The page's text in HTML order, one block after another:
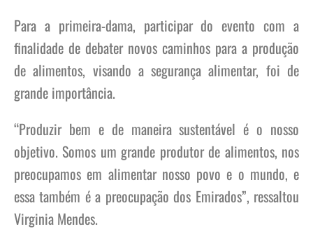
Para a primeira-dama, participar do evento com a
finalidade de debater novos caminhos para a produção
de alimentos, visando a segurança alimentar, foi de
grande importância.
“Produzir bem e de maneira sustentável é o nosso
objetivo. Somos um grande produtor de alimentos, nos
preocupamos em alimentar nosso povo e o mundo, e
essa também é a preocupação dos Emirados”, ressaltou
Virginia Mendes.